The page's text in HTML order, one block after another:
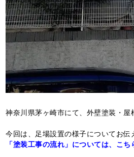
神奈川県茅ヶ崎市にて、外壁塗装・屋
今回は、足場設置の様子についてお伝
「塗装工事の流れ」については、こち